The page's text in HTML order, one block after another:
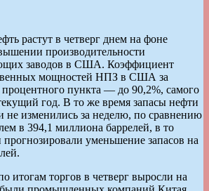
растут в четверг днем на фоне
производительности
заводов в США. Коэффициент
мощностей НПЗ в США за
пункта — до 90,2%, самого
год. В то же время запасы нефти
не изменились за неделю, по сравнению
в 394,1 миллиона баррелей, в то
уменьшение запасов на
итогам торгов в четверг выросли на